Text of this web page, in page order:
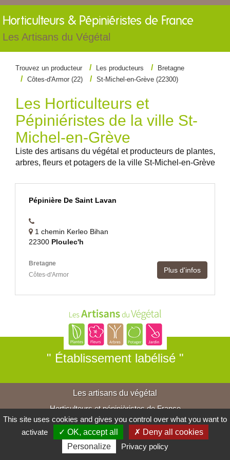
Horticulteurs & Pépiniéristes de France
Les Artisans du Végétal
Trouvez un producteur Les producteurs
Bretagne
Côtes-d'Armor (22)
St-Michel-en-Grève (22300)
Les Horticulteurs et
Pépiniéristes de la ville St-
Michel-en-Grève
Liste des artisans du végétal et producteurs de plantes,
arbres, fleurs et potagers de la ville St-Michel-en-Grève
Pépinière De Saint Lavan
1 chemin Kerleo Bihan
22300 Ploulec'h
Bretagne
Côtes-d'Armor
Plus d'infos
" Établissement labélisé "
Les artisans du végétal
Horticulteurs et pépinièristes de France
This site uses cookies and gives you control over what you want to
activate
✓ OK, accept all
✗ Deny all cookies
Personalize
Privacy policy